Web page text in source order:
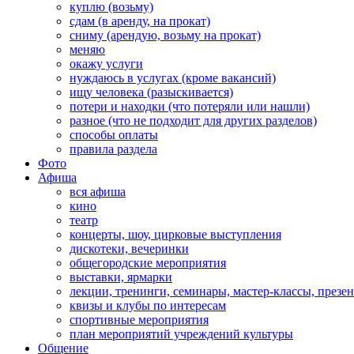
куплю (возьму)
сдам (в аренду, на прокат)
сниму (арендую, возьму на прокат)
меняю
окажу услуги
нуждаюсь в услугах (кроме вакансий)
ищу человека (разыскивается)
потери и находки (что потеряли или нашли)
разное (что не подходит для других разделов)
способы оплаты
правила раздела
Фото
Афиша
вся афиша
кино
театр
концерты, шоу, цирковые выступления
дискотеки, вечеринки
общегородские мероприятия
выставки, ярмарки
лекции, тренинги, семинары, мастер-классы,
квизы и клубы по интересам
спортивные мероприятия
план мероприятий учреждений культуры
Общение